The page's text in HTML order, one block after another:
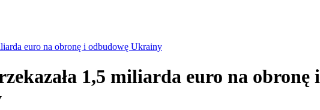
euro na obronę i odbudowę Ukrainy
1,5 miliarda euro na obronę i